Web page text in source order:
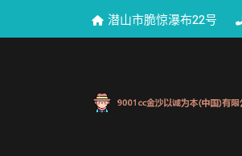
潜山市脆惊瀑布22号